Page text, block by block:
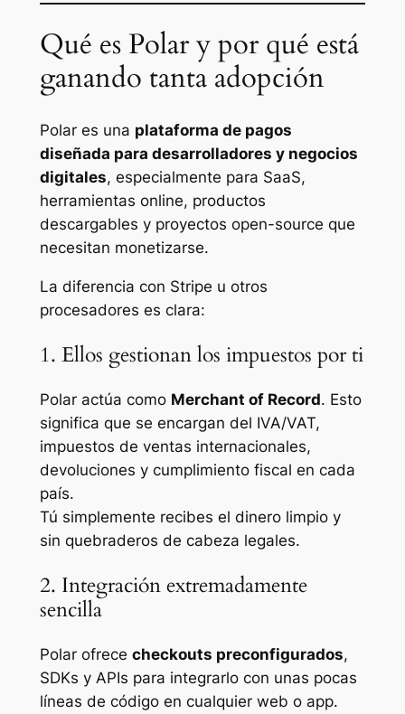
Qué es Polar y por qué está
ganando tanta adopción
Polar es una plataforma de pagos
diseñada para desarrolladores y negocios
digitales, especialmente para SaaS,
herramientas online, productos
descargables y proyectos open-source que
necesitan monetizarse.
La diferencia con Stripe u otros
procesadores es clara:
1. Ellos gestionan los impuestos por ti
Polar actúa como Merchant of Record. Esto
significa que se encargan del IVA/VAT,
impuestos de ventas internacionales,
devoluciones y cumplimiento fiscal en cada
país.
Tú simplemente recibes el dinero limpio y
sin quebraderos de cabeza legales.
2. Integración extremadamente
sencilla
Polar ofrece checkouts preconfigurados,
SDKs y APIs para integrarlo con unas pocas
líneas de código en cualquier web o app.